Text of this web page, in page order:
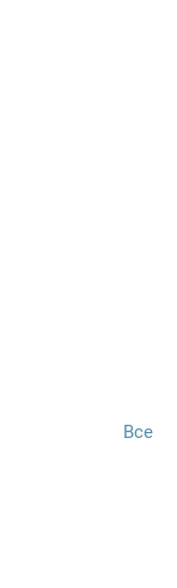
Все